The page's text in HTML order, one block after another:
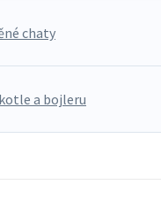
chaty
a bojleru